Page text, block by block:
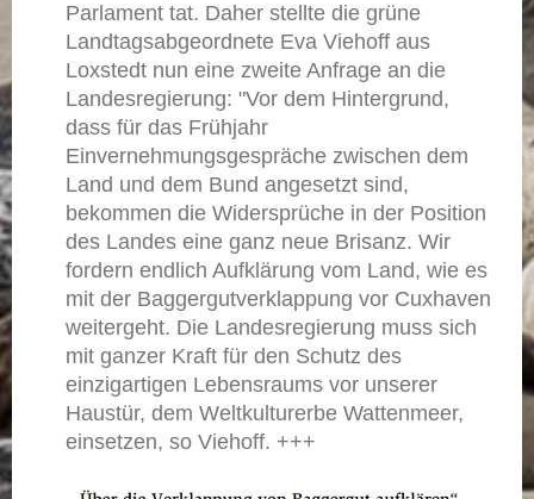
Parlament tat. Daher stellte die grüne
Landtagsabgeordnete Eva Viehoff aus
Loxstedt nun eine zweite Anfrage an die
Landesregierung: "Vor dem Hintergrund,
dass für das Frühjahr
Einvernehmungsgespräche zwischen dem
Land und dem Bund angesetzt sind,
bekommen die Widersprüche in der Position
des Landes eine ganz neue Brisanz. Wir
fordern endlich Aufklärung vom Land, wie es
mit der Baggergutverklappung vor Cuxhaven
weitergeht. Die Landesregierung muss sich
mit ganzer Kraft für den Schutz des
einzigartigen Lebensraums vor unserer
Haustür, dem Weltkulturerbe Wattenmeer,
einsetzen, so Viehoff. +++